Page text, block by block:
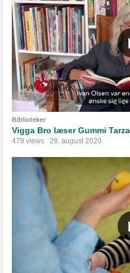
Biblioteker
Vigga Bro læser Gummi
479 views 28. august 2020